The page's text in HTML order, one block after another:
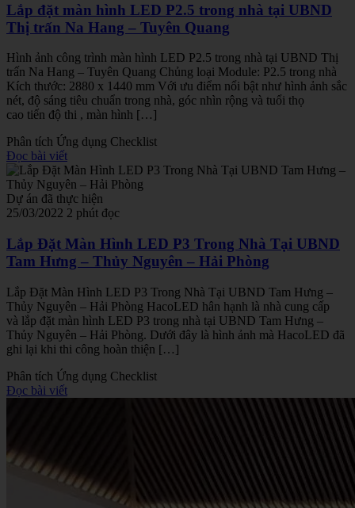
Lắp đặt màn hình LED P2.5 trong nhà tại UBND
Thị trấn Na Hang – Tuyên Quang
Hình ảnh công trình màn hình LED P2.5 trong nhà tại UBND Thị
trấn Na Hang – Tuyên Quang Chủng loại Module: P2.5 trong nhà
Kích thước: 2880 x 1440 mm Với ưu điểm nổi bật như hình ảnh sắc
nét, độ sáng tiêu chuẩn trong nhà, góc nhìn rộng và tuổi thọ
cao tiến độ thi , màn hình […]
Phân tích Ứng dụng Checklist
Đọc bài viết
Dự án đã thực hiện
25/03/2022 2 phút đọc
Lắp Đặt Màn Hình LED P3 Trong Nhà Tại UBND
Tam Hưng – Thủy Nguyên – Hải Phòng
Lắp Đặt Màn Hình LED P3 Trong Nhà Tại UBND Tam Hưng –
Thủy Nguyên – Hải Phòng HacoLED hân hạnh là nhà cung cấp
và lắp đặt màn hình LED P3 trong nhà tại UBND Tam Hưng –
Thủy Nguyên – Hải Phòng. Dưới đây là hình ảnh mà HacoLED đã
ghi lại khi thi công hoàn thiện […]
Phân tích Ứng dụng Checklist
Đọc bài viết